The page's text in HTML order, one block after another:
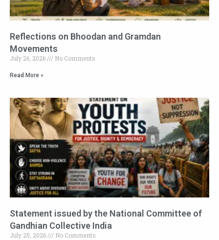
Reflections on Bhoodan and Gramdan
Movements
July 26, 2026 No Comments
Read More »
Statement issued by the National Committee of
Gandhian Collective India
July 25, 2026 No Comments